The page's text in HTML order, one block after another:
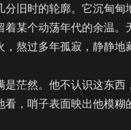
旧时的轮廓。它沉甸甸
某个动荡年代的余温。
熬过多年孤寂，静静地
茫然。他不认识这东西
，哨子表面映出他模糊